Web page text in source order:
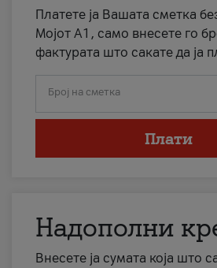
Платете ја Вашата сметка
Мојот А1, само внесете го
фактурата што сакате да ја
Број на сметка
Плати
Надополни
Внесете ја сумата која што